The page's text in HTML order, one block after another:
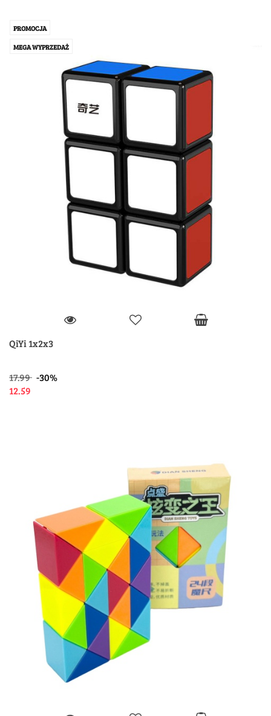
PROMOCJA
MEGA WYPRZEDAŻ
QiYi 1x2x3
17.99 -30%
12.59